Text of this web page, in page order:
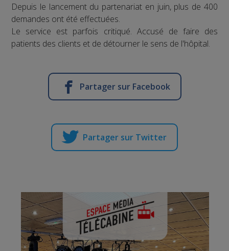
Depuis le lancement du partenariat en juin, plus de 400
demandes ont été effectuées.
Le service est parfois critiqué. Accusé de faire des
patients des clients et de détourner le sens de l'hôpital.
Partager sur Facebook
Partager sur Twitter